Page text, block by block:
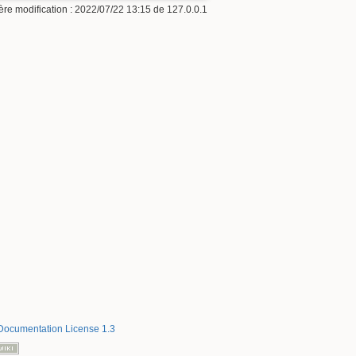
modification : 2022/07/22 13:15 de 127.0.0.1
License 1.3